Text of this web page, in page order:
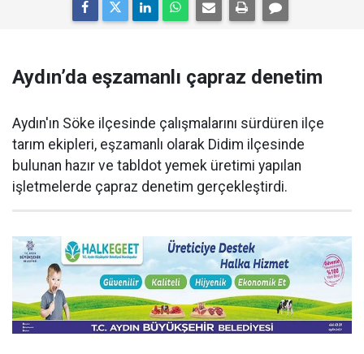
Aydın’da eşzamanlı çapraz denetim
Aydın'ın Söke ilçesinde çalışmalarını sürdüren ilçe
tarım ekipleri, eşzamanlı olarak Didim ilçesinde
bulunan hazır ve tabldot yemek üretimi yapılan
işletmelerde çapraz denetim gerçekleştirdi.